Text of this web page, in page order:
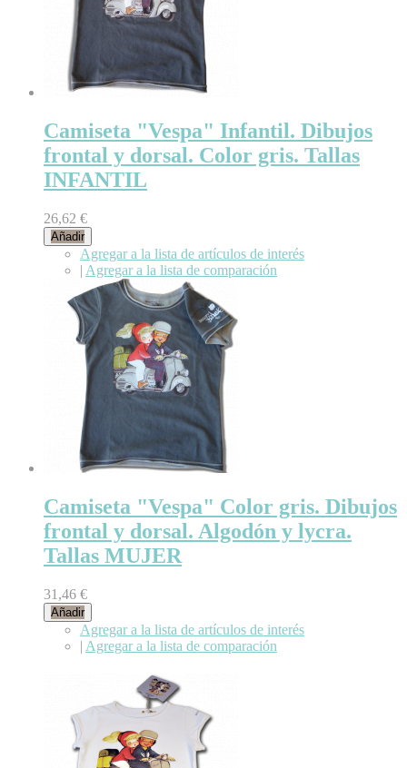
Camiseta "Vespa" Infantil. Dibujos
frontal y dorsal. Color gris. Tallas
INFANTIL
26,62 €
Añadir
Agregar a la lista de artículos de interés
| Agregar a la lista de comparación
Camiseta "Vespa" Color gris. Dibujos
frontal y dorsal. Algodón y lycra.
Tallas MUJER
31,46 €
Añadir
Agregar a la lista de artículos de interés
| Agregar a la lista de comparación